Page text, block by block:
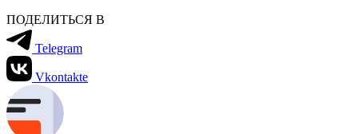
ПОДЕЛИТЬСЯ В
Telegram
Vkontakte